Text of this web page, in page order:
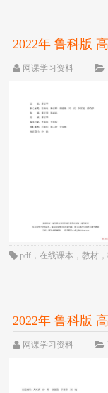
2022年 鲁科版
高清
网课学习资料
pdf ，在线课本 ，教材 ，
2022年 鲁科版
高清
网课学习资料